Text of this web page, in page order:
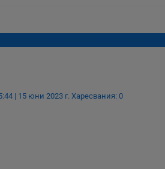
| 15 юни 2023 г. Харесвания: 0